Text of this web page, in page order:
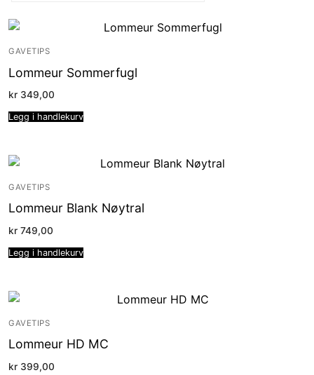
GAVETIPS
Lommeur Sommerfugl
kr 349,00
Legg i handlekurv
GAVETIPS
Lommeur Blank Nøytral
kr 749,00
Legg i handlekurv
GAVETIPS
Lommeur HD MC
kr 399,00